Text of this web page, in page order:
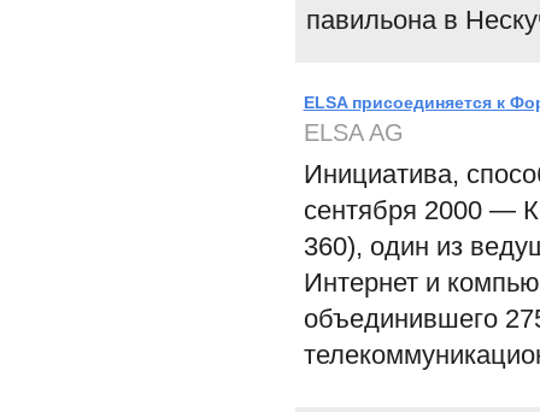
павильона в
ELSA присоединяется к
ELSA AG
Инициатива,
сентября 2000 —
360), один из
Интернет и
объединившего